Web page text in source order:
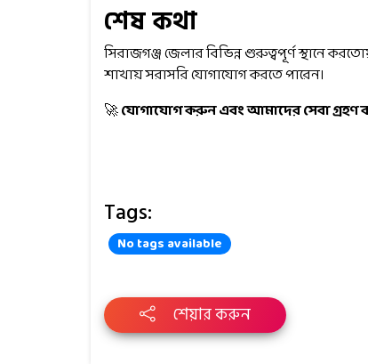
শেষ কথা
সিরাজগঞ্জ জেলার বিভিন্ন গুরুত্বপূর্ণ স্থানে
শাখায় সরাসরি যোগাযোগ করতে পারেন।
🚀যোগাযোগ করুন এবং আমাদের সেবা গ্রহণ
Tags:
No tags available
শেয়ার করুন